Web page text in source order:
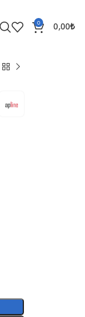
0 0,00₺